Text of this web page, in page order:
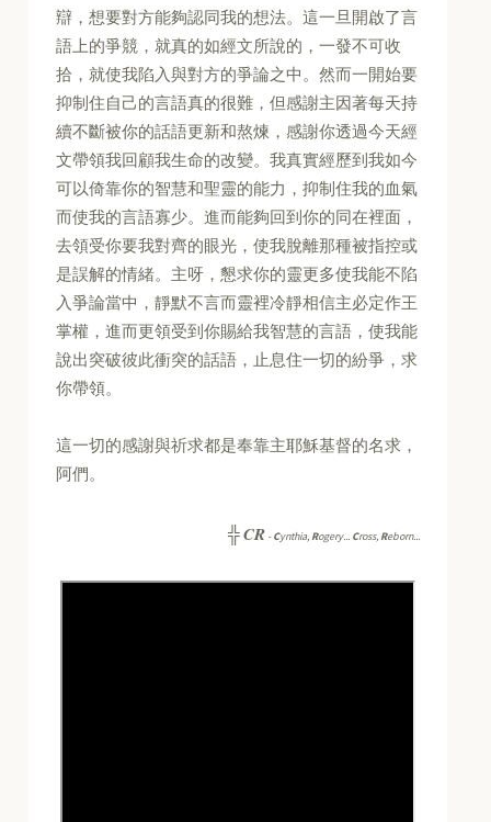
辯，想要對方能夠認同我的想法。這一旦開啟了言
語上的爭競，就真的如經文所說的，一發不可收
拾，就使我陷入與對方的爭論之中。然而一開始要
抑制住自己的言語真的很難，但感謝主因著每天持
續不斷被你的話語更新和熬煉，感謝你透過今天經
文帶領我回顧我生命的改變。我真實經歷到我如今
可以倚靠你的智慧和聖靈的能力，抑制住我的血氣
而使我的言語寡少。進而能夠回到你的同在裡面，
去領受你要我對齊的眼光，使我脫離那種被指控或
是誤解的情緒。主呀，懇求你的靈更多使我能不陷
入爭論當中，靜默不言而靈裡冷靜相信主必定作王
掌權，進而更領受到你賜給我智慧的言語，使我能
說出突破彼此衝突的話語，止息住一切的紛爭，求
你帶領。
這一切的感謝與祈求都是奉靠主耶穌基督的名求，
阿們。
╬CR -Cynthia, Rogery... Cross, Reborn...